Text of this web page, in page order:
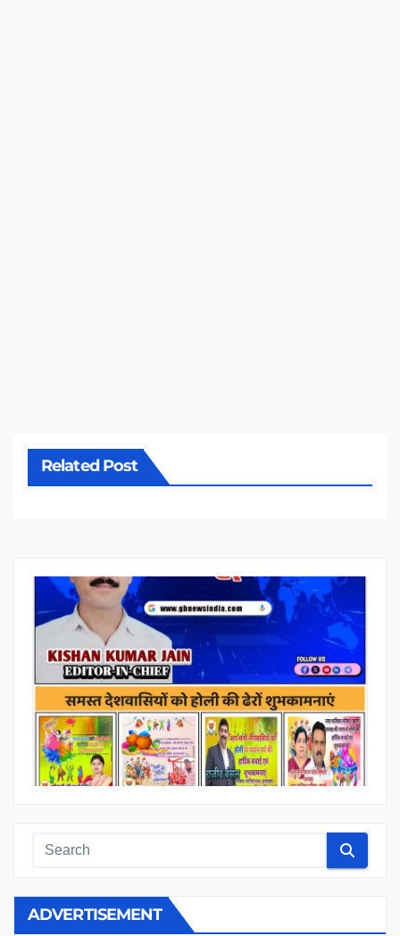
Related Post
ADVERTISEMENT